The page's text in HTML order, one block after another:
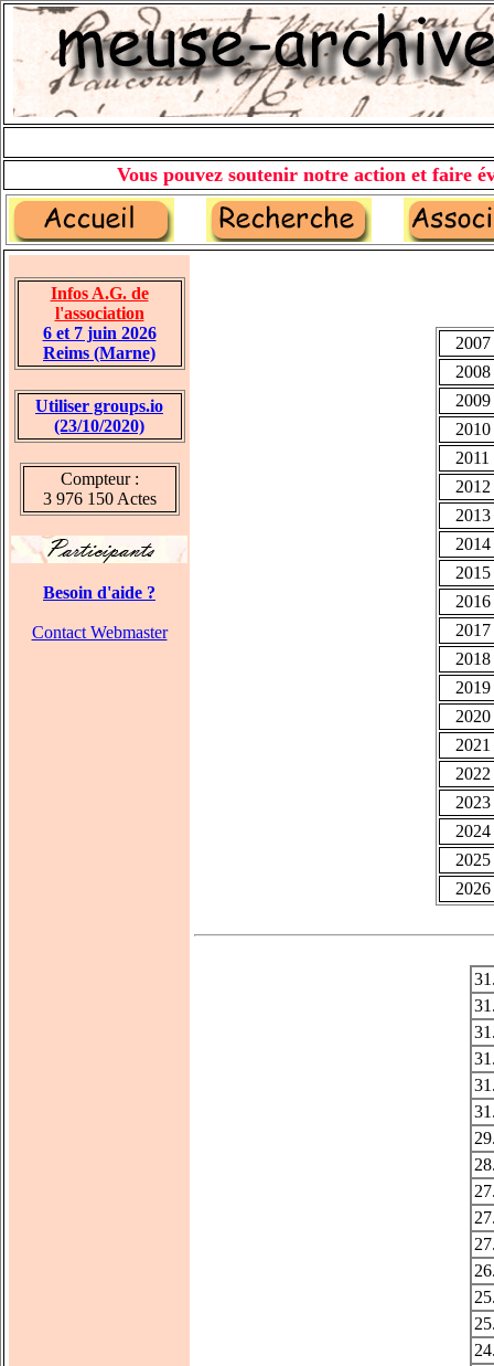
Vous pouvez soutenir notre action et faire
Infos A.G. de
l'association
6 et 7 juin 2026
Reims (Marne)
Utiliser groups.io
(23/10/2020)
Compteur :
3 976 150 Actes
Besoin d'aide ?
Contact Webmaster
2007
2008
2009
2010
2011
2012
2013
2014
2015
2016
2017
2018
2019
2020
2021
2022
2023
2024
2025
2026